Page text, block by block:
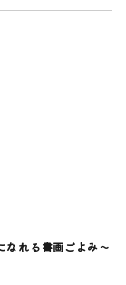
れる書画ごよみ～